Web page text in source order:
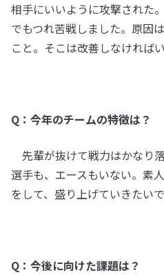
相手にいいように攻撃された
でもつれ苦戦しました。原因
こと。そこは改善しなければ
Q：今年のチームの特徴は？
先輩が抜けて戦力はかなり
選手も、エースもいない。素
をして、盛り上げていきたいで
Q：今後に向けた課題は？